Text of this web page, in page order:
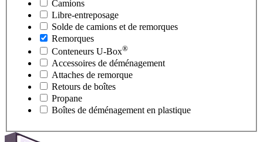
Camions
Libre-entreposage
Solde de camions et de remorques
Remorques
Conteneurs U-Box®
Accessoires de déménagement
Attaches de remorque
Retours de boîtes
Propane
Boîtes de déménagement en plastique